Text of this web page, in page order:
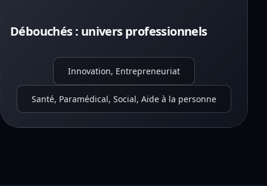
Débouchés : univers professionnels
Innovation, Entrepreneuriat
Santé, Paramédical, Social, Aide à la personne